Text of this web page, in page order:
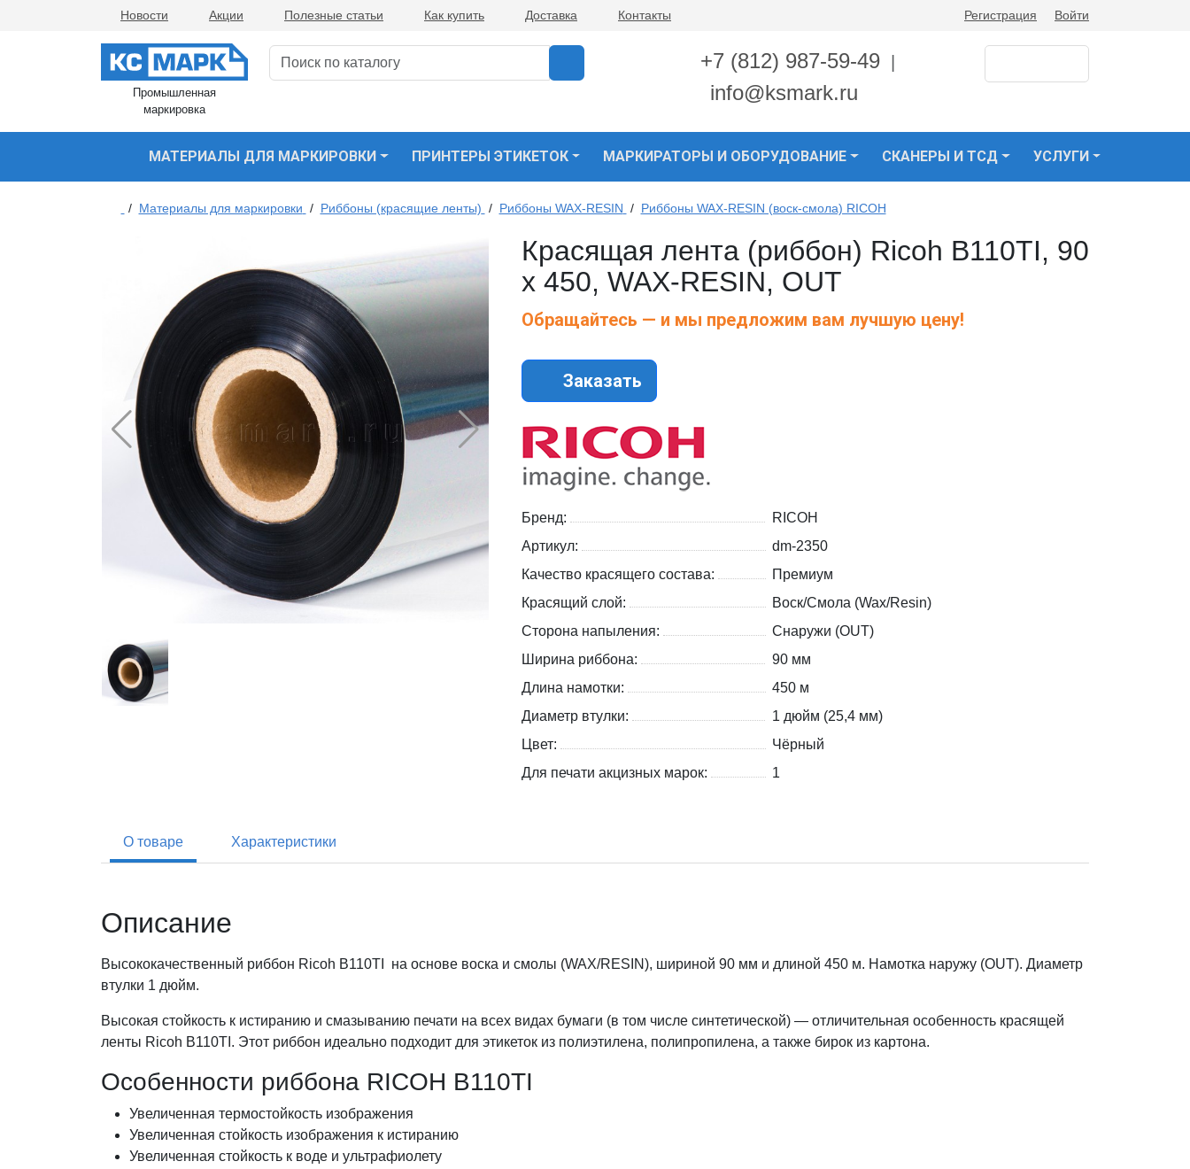
Новости Акции Полезные статьи Как купить Доставка Контакты Регистрация Войти
Промышленная
маркировка
+7 (812) 987-59-49
info@ksmark.ru
МАТЕРИАЛЫ ДЛЯ МАРКИРОВКИ ПРИНТЕРЫ ЭТИКЕТОК МАРКИРАТОРЫ И ОБОРУДОВАНИЕ СКАНЕРЫ И ТСД УСЛУГИ
/ Материалы для маркировки / Риббоны (красящие ленты) / Риббоны WAX-RESIN / Риббоны WAX-RESIN (воск-смола) RICOH
Красящая лента (риббон) Ricoh B110TI, 90
х 450, WAX-RESIN, OUT
Обращайтесь — и мы предложим вам лучшую цену!
Заказать
Бренд:
RICOH
Артикул:
dm-2350
Качество красящего состава:
Премиум
Красящий слой:
Воск/Смола (Wax/Resin)
Сторона напыления:
Снаружи (OUT)
Ширина риббона:
90 мм
Длина намотки:
450 м
Диаметр втулки:
1 дюйм (25,4 мм)
Цвет:
Чёрный
Для печати акцизных марок:
1
О товаре Характеристики
Описание
Высококачественный риббон Ricoh B110TI на основе воска и смолы (WAX/RESIN), шириной 90 мм и длиной 450 м. Намотка наружу (OUT). Диаметр
втулки 1 дюйм.
Высокая стойкость к истиранию и смазыванию печати на всех видах бумаги (в том числе синтетической) — отличительная особенность красящей
ленты Ricoh B110TI. Этот риббон идеально подходит для этикеток из полиэтилена, полипропилена, а также бирок из картона.
Особенности риббона RICOH B110TI
Увеличенная термостойкость изображения
Увеличенная стойкость изображения к истиранию
Увеличенная стойкость к воде и ультрафиолету